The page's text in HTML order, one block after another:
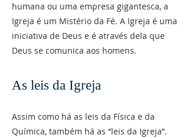
humana ou uma empresa gigantesca, a
Igreja é um Mistério da Fé. A Igreja é uma
iniciativa de Deus e é através dela que
Deus se comunica aos homens.
As leis da Igreja
Assim como há as leis da Física e da
Química, também há as “leis da Igreja”.